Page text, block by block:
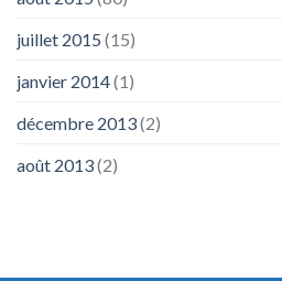
juillet 2015 (15)
janvier 2014(1)
décembre 2013(2)
août 2013(2)